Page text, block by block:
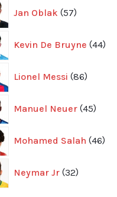
Jan Oblak 57
produkter
Kevin De Bruyne 44
Lionel Messi 86
Manuel Neuer 45
Mohamed Salah 46
Neymar Jr 32
produkter